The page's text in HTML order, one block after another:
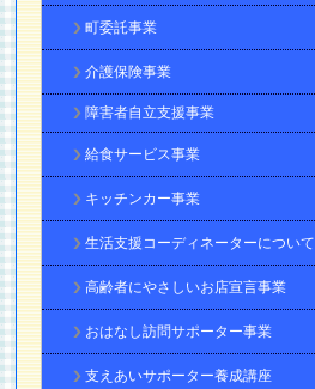
町委託事業
介護保険事業
障害者自立支援事業
給食サービス事業
キッチンカー事業
生活支援コーディネーターについて
高齢者にやさしいお店宣言事業
おはなし訪問サポーター事業
支えあいサポーター養成講座